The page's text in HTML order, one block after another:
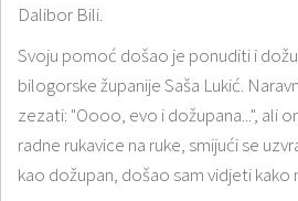
Dalibor Bili.
Svoju pomoć došao je ponuditi i
bilogorske županije Saša Lukić.
zezati: "Oooo, evo i dožupana...", ali
radne rukavice na ruke, smijući se
kao dožupan, došao sam vidjeti kako